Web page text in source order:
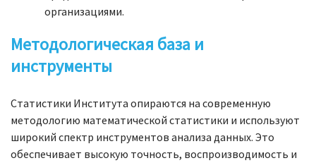
организациями.
Методологическая база и
инструменты
Статистики Института опираются на современную
методологию математической статистики и используют
широкий спектр инструментов анализа данных. Это
обеспечивает высокую точность, воспроизводимость и